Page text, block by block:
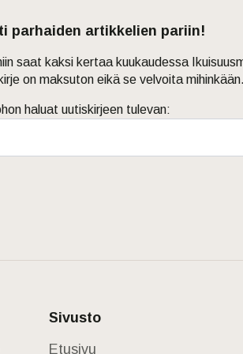
parhaiden artikkelien pariin!
saat kaksi kertaa kuukaudessa
on maksuton eikä se velvoita mihinkään.
haluat uutiskirjeen tulevan:
Sivusto
Etusivu